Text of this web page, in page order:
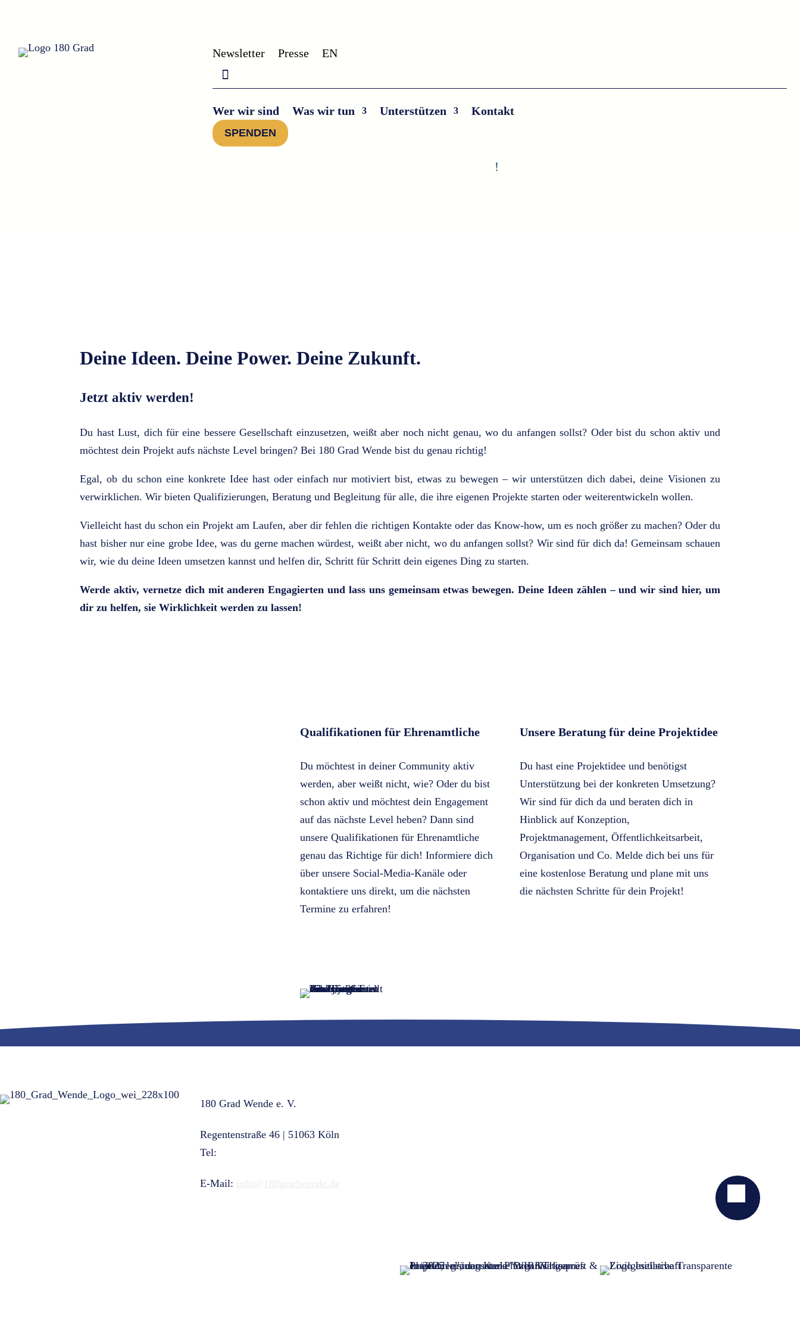
Newsletter Presse EN
Wer wir sind Was wir tun Unterstützen Kontakt
SPENDEN
!
Deine Ideen. Deine Power. Deine Zukunft.
Jetzt aktiv werden!
Du hast Lust, dich für eine bessere Gesellschaft einzusetzen, weißt aber noch nicht genau, wo du anfangen sollst? Oder bist du schon aktiv und
möchtest dein Projekt aufs nächste Level bringen? Bei 180 Grad Wende bist du genau richtig!
Egal, ob du schon eine konkrete Idee hast oder einfach nur motiviert bist, etwas zu bewegen – wir unterstützen dich dabei, deine Visionen zu
verwirklichen. Wir bieten Qualifizierungen, Beratung und Begleitung für alle, die ihre eigenen Projekte starten oder weiterentwickeln wollen.
Vielleicht hast du schon ein Projekt am Laufen, aber dir fehlen die richtigen Kontakte oder das Know-how, um es noch größer zu machen? Oder du
hast bisher nur eine grobe Idee, was du gerne machen würdest, weißt aber nicht, wo du anfangen sollst? Wir sind für dich da! Gemeinsam schauen
wir, wie du deine Ideen umsetzen kannst und helfen dir, Schritt für Schritt dein eigenes Ding zu starten.
Werde aktiv, vernetze dich mit anderen Engagierten und lass uns gemeinsam etwas bewegen. Deine Ideen zählen – und wir sind hier, um
dir zu helfen, sie Wirklichkeit werden zu lassen!
Qualifikationen für Ehrenamtliche
Du möchtest in deiner Community aktiv
werden, aber weißt nicht, wie? Oder du bist
schon aktiv und möchtest dein Engagement
auf das nächste Level heben? Dann sind
unsere Qualifikationen für Ehrenamtliche
genau das Richtige für dich! Informiere dich
über unsere Social-Media-Kanäle oder
kontaktiere uns direkt, um die nächsten
Termine zu erfahren!
Unsere Beratung für deine Projektidee
Du hast eine Projektidee und benötigst
Unterstützung bei der konkreten Umsetzung?
Wir sind für dich da und beraten dich in
Hinblick auf Konzeption,
Projektmanagement, Öffentlichkeitsarbeit,
Organisation und Co. Melde dich bei uns für
eine kostenlose Beratung und plane mit uns
die nächsten Schritte für dein Projekt!
180 Grad Wende e. V.
Regentenstraße 46 | 51063 Köln
Tel:
E-Mail:
ERKLÄRUNG ZUR BARRIEREFREIHEIT